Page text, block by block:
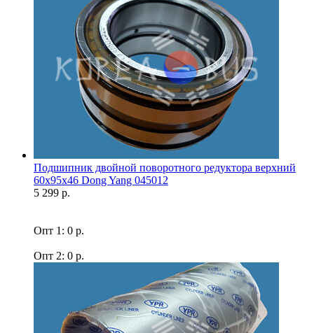
Подшипник двойной поворотного редуктора верхний
60x95x46 Dong Yang 045012
5 299 р.
Опт 1: 0 р.
Опт 2: 0 р.